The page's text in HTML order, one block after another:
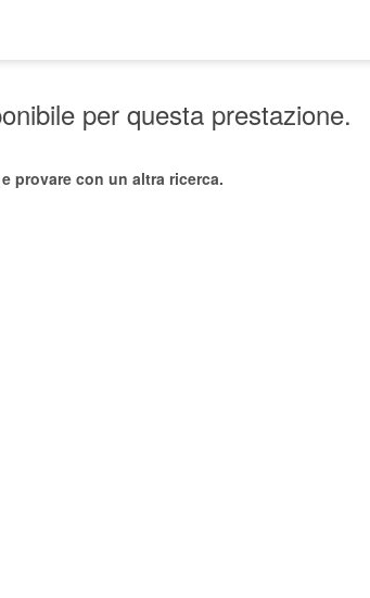
per questa prestazione.
provare con un altra ricerca.